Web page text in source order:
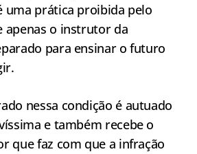
uma prática proibida pelo
apenas o instrutor da
para ensinar o futuro
nessa condição é autuado
e também recebe o
que faz com que a infração